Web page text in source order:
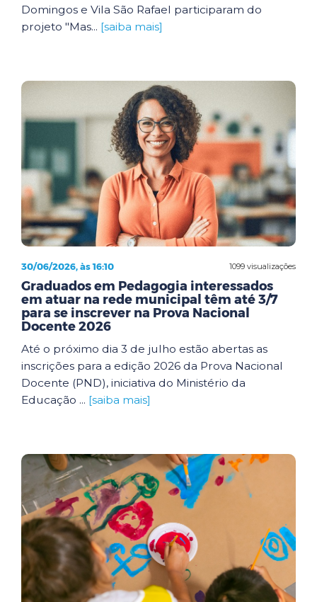
Domingos e Vila São Rafael participaram do
projeto "Mas... [saiba mais]
1099 visualizações
30/06/2026, às 16:10
Graduados em Pedagogia interessados
em atuar na rede municipal têm até 3/7
para se inscrever na Prova Nacional
Docente 2026
Até o próximo dia 3 de julho estão abertas as
inscrições para a edição 2026 da Prova Nacional
Docente (PND), iniciativa do Ministério da
Educação ... [saiba mais]